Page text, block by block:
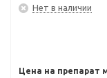
Нет в наличии
Цена на препарат